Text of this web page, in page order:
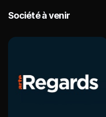
Société à venir